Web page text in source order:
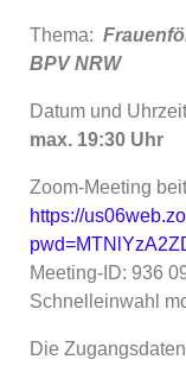
Thema:
BPV NRW
Datum und
max. 19:30 Uhr
Zoom-Meeting
https://
Meeting-ID: 936
Schnelleinwahl
Die